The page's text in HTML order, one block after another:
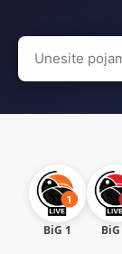
Search
for:
BiG 1